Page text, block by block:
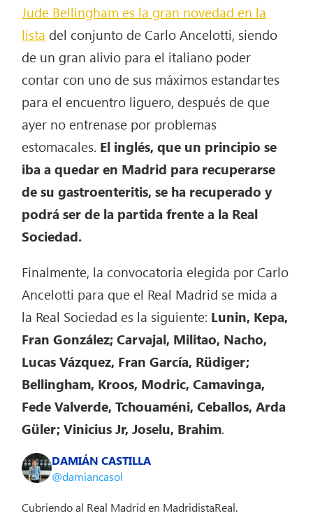
Jude Bellingham es la gran novedad en la
lista del conjunto de Carlo Ancelotti, siendo
de un gran alivio para el italiano poder
contar con uno de sus máximos estandartes
para el encuentro liguero, después de que
ayer no entrenase por problemas
estomacales. El inglés, que un principio se
iba a quedar en Madrid para recuperarse
de su gastroenteritis, se ha recuperado y
podrá ser de la partida frente a la Real
Sociedad.
Finalmente, la convocatoria elegida por Carlo
Ancelotti para que el Real Madrid se mida a
la Real Sociedad es la siguiente: Lunin, Kepa,
Fran González; Carvajal, Militao, Nacho,
Lucas Vázquez, Fran García, Rüdiger;
Bellingham, Kroos, Modric, Camavinga,
Fede Valverde, Tchouaméni, Ceballos, Arda
Güler; Vinicius Jr, Joselu, Brahim.
DAMIÁN CASTILLA
@damiancasol
Cubriendo al Real Madrid en MadridistaReal.